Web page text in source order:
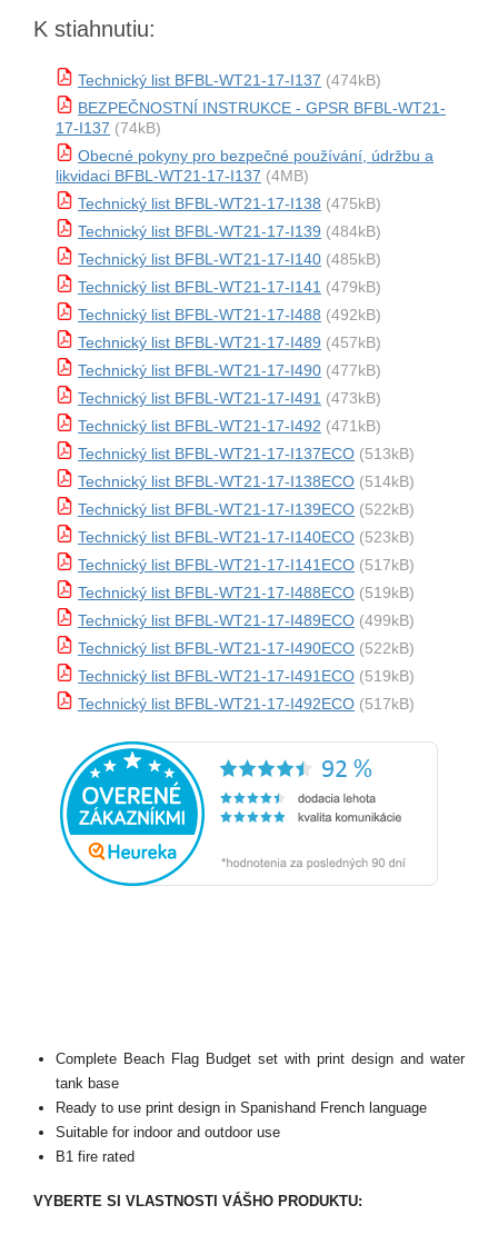
K stiahnutiu:
Technický list BFBL-WT21-17-I137 (474kB)
BEZPEČNOSTNÍ INSTRUKCE - GPSR BFBL-WT21-
17-I137 (74kB)
Obecné pokyny pro bezpečné používání, údržbu a
likvidaci BFBL-WT21-17-I137 (4MB)
Technický list BFBL-WT21-17-I138 (475kB)
Technický list BFBL-WT21-17-I139 (484kB)
Technický list BFBL-WT21-17-I140 (485kB)
Technický list BFBL-WT21-17-I141 (479kB)
Technický list BFBL-WT21-17-I488 (492kB)
Technický list BFBL-WT21-17-I489 (457kB)
Technický list BFBL-WT21-17-I490 (477kB)
Technický list BFBL-WT21-17-I491 (473kB)
Technický list BFBL-WT21-17-I492 (471kB)
Technický list BFBL-WT21-17-I137ECO (513kB)
Technický list BFBL-WT21-17-I138ECO (514kB)
Technický list BFBL-WT21-17-I139ECO (522kB)
Technický list BFBL-WT21-17-I140ECO (523kB)
Technický list BFBL-WT21-17-I141ECO (517kB)
Technický list BFBL-WT21-17-I488ECO (519kB)
Technický list BFBL-WT21-17-I489ECO (499kB)
Technický list BFBL-WT21-17-I490ECO (522kB)
Technický list BFBL-WT21-17-I491ECO (519kB)
Technický list BFBL-WT21-17-I492ECO (517kB)
Complete Beach Flag Budget set with print design and water
tank base
Ready to use print design in Spanishand French language
Suitable for indoor and outdoor use
B1 fire rated
VYBERTE SI VLASTNOSTI VÁŠHO PRODUKTU: